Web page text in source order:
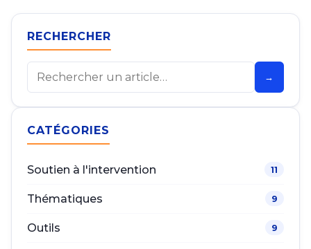
RECHERCHER
Rechercher
→
CATÉGORIES
Soutien à l'intervention 11
Thématiques 9
Outils 9